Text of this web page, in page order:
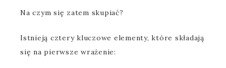
Na czym się zatem skupiać?
Istnieją cztery kluczowe elementy, które składają
się na pierwsze wrażenie: